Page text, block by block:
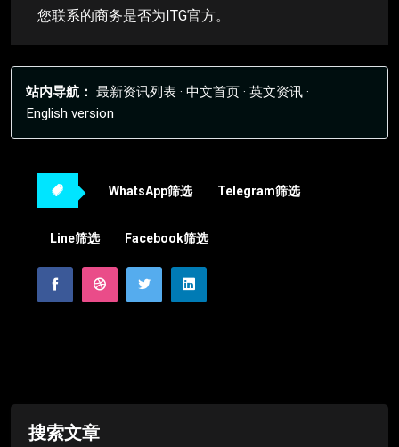
您联系的商务是否为ITG官方。
站内导航： 最新资讯列表 · 中文首页 · 英文资讯 ·
English version
WhatsApp筛选 Telegram筛选
Line筛选 Facebook筛选
搜索文章